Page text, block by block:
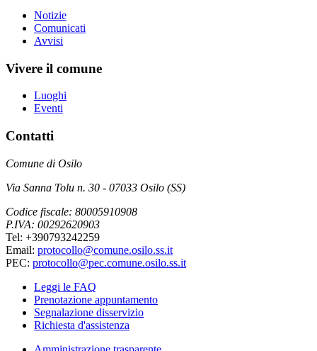
Notizie
Comunicati
Avvisi
Vivere il comune
Luoghi
Eventi
Contatti
Comune di Osilo
Via Sanna Tolu n. 30 - 07033 Osilo (SS)
Codice fiscale: 80005910908
P.IVA: 00292620903
Tel: +390793242259
Email: protocollo@comune.osilo.ss.it
PEC: protocollo@pec.comune.osilo.ss.it
Leggi le FAQ
Prenotazione appuntamento
Segnalazione disservizio
Richiesta d'assistenza